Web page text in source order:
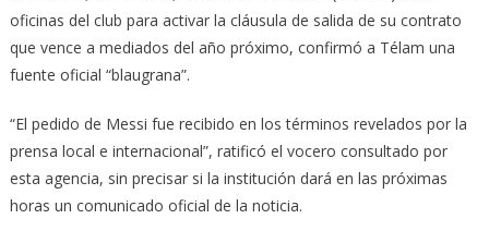
oficinas del club para activar la cláusula de salida de su contrato
que vence a mediados del año próximo, confirmó a Télam una
fuente oficial “blaugrana”.
“El pedido de Messi fue recibido en los términos revelados por la
prensa local e internacional”, ratificó el vocero consultado por
esta agencia, sin precisar si la institución dará en las próximas
horas un comunicado oficial de la noticia.